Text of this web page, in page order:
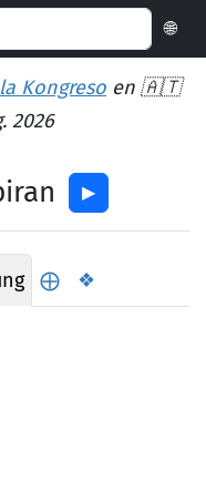
🌐
Kongreso en 🇦🇹
2026
▶︎
⨁ ❖